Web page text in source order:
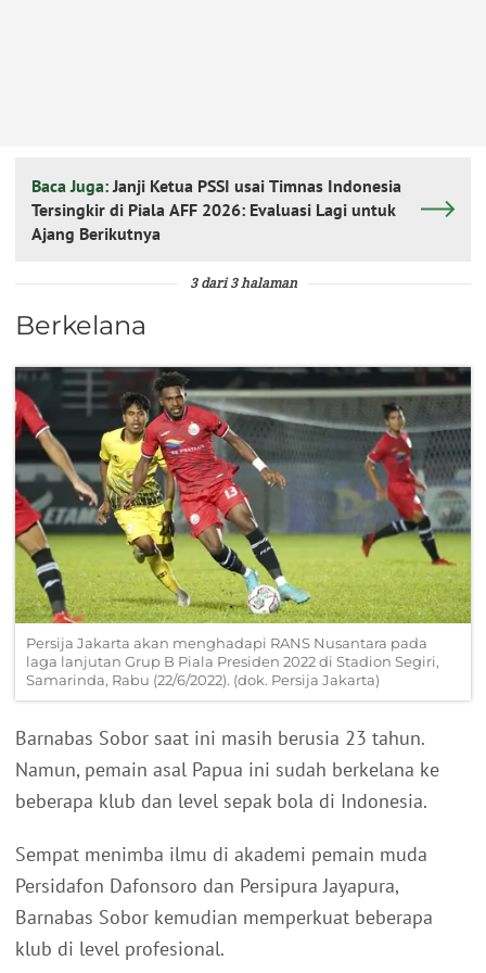
Baca Juga: Janji Ketua PSSI usai Timnas Indonesia
Tersingkir di Piala AFF 2026: Evaluasi Lagi untuk
Ajang Berikutnya
3 dari 3 halaman
Berkelana
Persija Jakarta akan menghadapi RANS Nusantara pada
laga lanjutan Grup B Piala Presiden 2022 di Stadion Segiri,
Samarinda, Rabu (22/6/2022). (dok. Persija Jakarta)
Barnabas Sobor saat ini masih berusia 23 tahun.
Namun, pemain asal Papua ini sudah berkelana ke
beberapa klub dan level sepak bola di Indonesia.
Sempat menimba ilmu di akademi pemain muda
Persidafon Dafonsoro dan Persipura Jayapura,
Barnabas Sobor kemudian memperkuat beberapa
klub di level profesional.